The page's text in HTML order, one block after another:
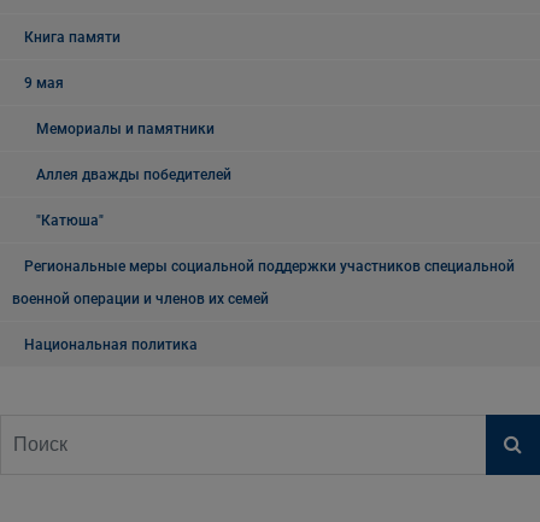
Книга памяти
9 мая
Мемориалы и памятники
Аллея дважды победителей
"Катюша"
Региональные меры социальной поддержки участников специальной
военной операции и членов их семей
Национальная политика